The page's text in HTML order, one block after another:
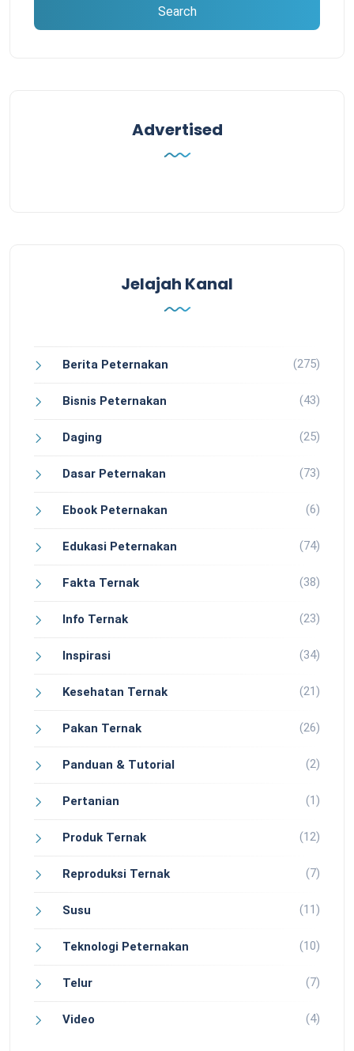
Advertised
Jelajah Kanal
Berita Peternakan (275)
Bisnis Peternakan (43)
Daging (25)
Dasar Peternakan (73)
Ebook Peternakan (6)
Edukasi Peternakan (74)
Fakta Ternak (38)
Info Ternak (23)
Inspirasi (34)
Kesehatan Ternak (21)
Pakan Ternak (26)
Panduan & Tutorial (2)
Pertanian (1)
Produk Ternak (12)
Reproduksi Ternak (7)
Susu (11)
Teknologi Peternakan (10)
Telur (7)
Video (4)